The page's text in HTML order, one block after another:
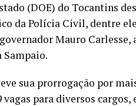
(DOE) do Tocantins
da Polícia Civil, dentre
Mauro
Sampaio.
sua prorrogação por
para diversos cargos,